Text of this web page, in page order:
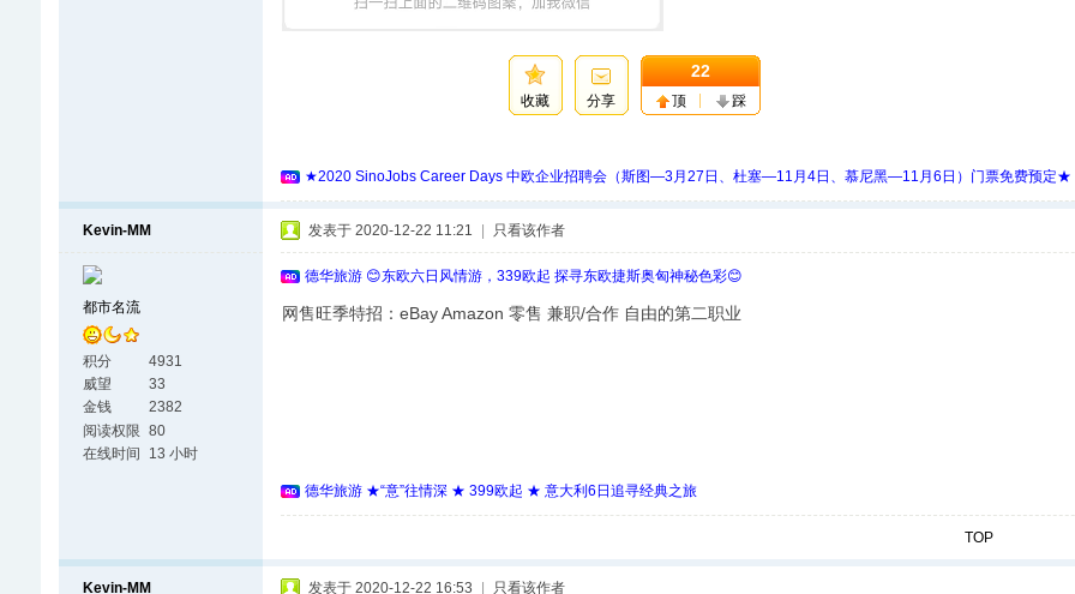
收藏 分享
22
顶 踩
★2020 SinoJobs Career Days 中欧企业招聘会（斯图—3月27日、杜塞—11月4日、慕尼黑—11月6日）门票免费预定★
Kevin-MM
都市名流
积分
4931
威望
33
金钱
2382
阅读权限 80
在线时间
13 小时
发表于 2020-12-22 11:21 只看该作者
德华旅游 😊东欧六日风情游，339欧起 探寻东欧捷斯奥匈神秘色彩😊
网售旺季特招：eBay Amazon 零售 兼职/合作 自由的第二职业
德华旅游 ★“意”往情深 ★ 399欧起 ★ 意大利6日追寻经典之旅
TOP
Kevin-MM 发表于 2020-12-22 16:53 只看该作者